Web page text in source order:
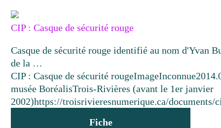
CIP : Casque de sécurité rouge
Casque de sécurité rouge identifié au nom d'Yvan
de la …
CIP : Casque de sécurité rougeImageInconnue
musée BoréalisTrois-Rivières (avant le 1er janvier
2002)https://troisrivieresnumerique.ca/documents/
Fiche